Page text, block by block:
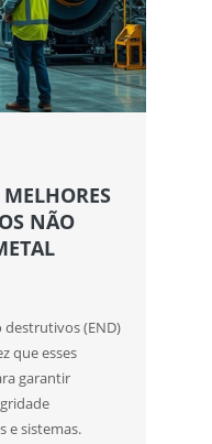
NÃO
(END)
que esses
garantir
e sistemas.